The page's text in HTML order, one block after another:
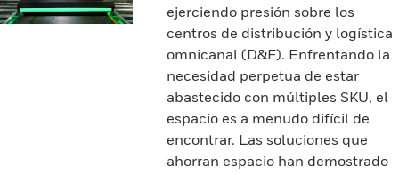
ejerciendo presión sobre los
centros de distribución y logística
omnicanal (D&F). Enfrentando la
necesidad perpetua de estar
abastecido con múltiples SKU, el
espacio es a menudo difícil de
encontrar. Las soluciones que
ahorran espacio han demostrado